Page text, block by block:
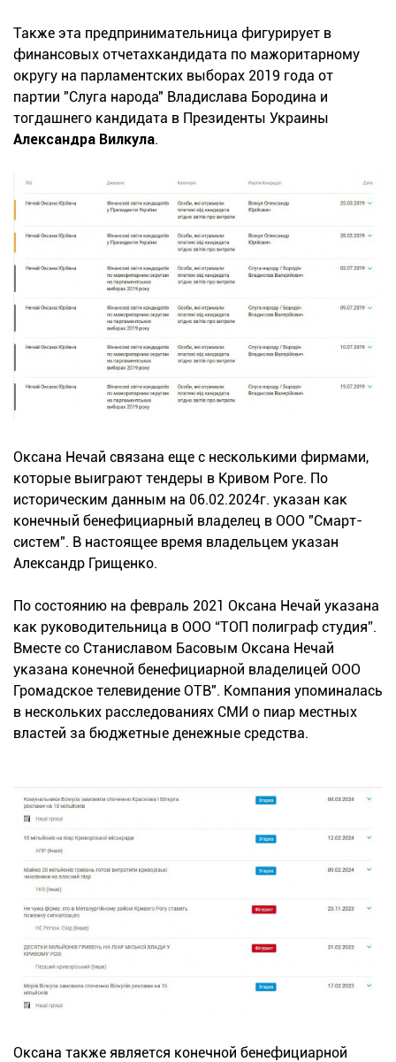
Также эта предпринимательница фигурирует в
финансовых отчетахкандидата по мажоритарному
округу на парламентских выборах 2019 года от
партии "Слуга народа" Владислава Бородина и
тогдашнего кандидата в Президенты Украины
Александра Вилкула.
Оксана Нечай связана еще с несколькими фирмами,
которые выиграют тендеры в Кривом Роге. По
историческим данным на 06.02.2024г. указан как
конечный бенефициарный владелец в ООО "Смарт-
систем". В настоящее время владельцем указан
Александр Грищенко.
По состоянию на февраль 2021 Оксана Нечай указана
как руководительница в ООО “ТОП полиграф студия”.
Вместе со Станиславом Басовым Оксана Нечай
указана конечной бенефициарной владелицей ООО
Громадское телевидение ОТВ". Компания упоминалась
в нескольких расследованиях СМИ о пиар местных
властей за бюджетные денежные средства.
Оксана также является конечной бенефициарной